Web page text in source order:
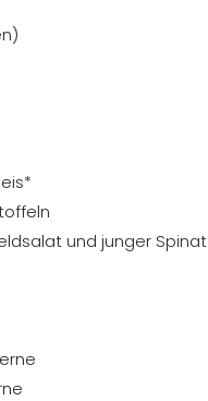
und junger Spinat